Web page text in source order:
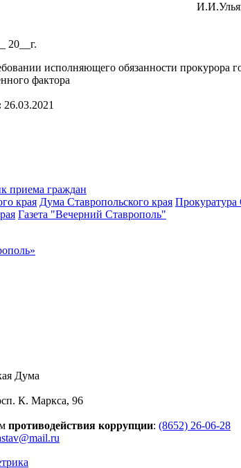
Ставрополя
20__г.
исполняющего обязанности прокурора
фактора
26.03.2021
приема граждан
края Дума Ставропольского края Прокуратура
Газета "Вечерний Ставрополь"
Дума
К. Маркса, 96
противодействия коррупции: (8652) 26-06-28